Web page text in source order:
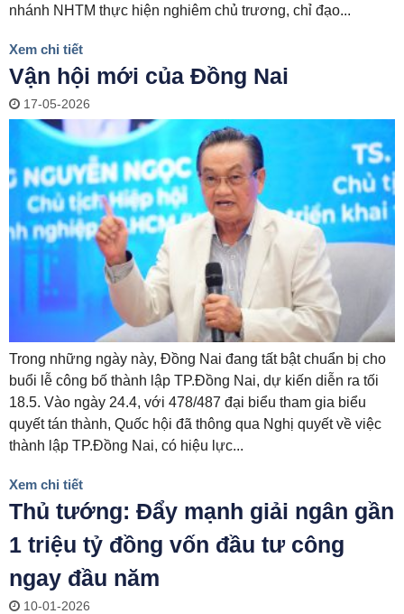
nhánh NHTM thực hiện nghiêm chủ trương, chỉ đạo...
Xem chi tiết
Vận hội mới của Đồng Nai
17-05-2026
Trong những ngày này, Đồng Nai đang tất bật chuẩn bị cho
buổi lễ công bố thành lập TP.Đồng Nai, dự kiến diễn ra tối
18.5. Vào ngày 24.4, với 478/487 đại biểu tham gia biểu
quyết tán thành, Quốc hội đã thông qua Nghị quyết về việc
thành lập TP.Đồng Nai, có hiệu lực...
Xem chi tiết
Thủ tướng: Đẩy mạnh giải ngân gần
1 triệu tỷ đồng vốn đầu tư công
ngay đầu năm
10-01-2026